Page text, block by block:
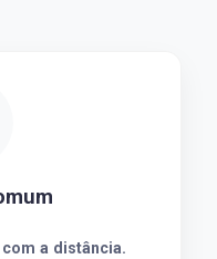
a distância.